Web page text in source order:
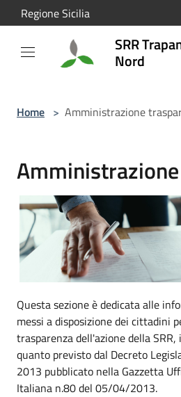
Salta al contenuto principale
Regione Sicilia
SRR
Nord
Home > Amministrazione
Questa sezione è dedicata alle
messi a disposizione dei cittadini
trasparenza dell'azione della
quanto previsto dal Decreto
2013 pubblicato nella Gazzetta
Italiana n.80 del 05/04/2013.